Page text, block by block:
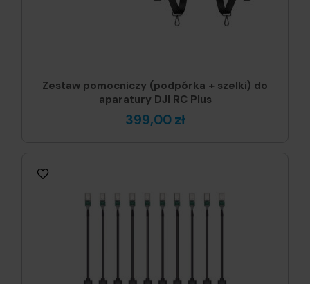
Zestaw pomocniczy (podpórka + szelki) do
aparatury DJI RC Plus
399,00 zł